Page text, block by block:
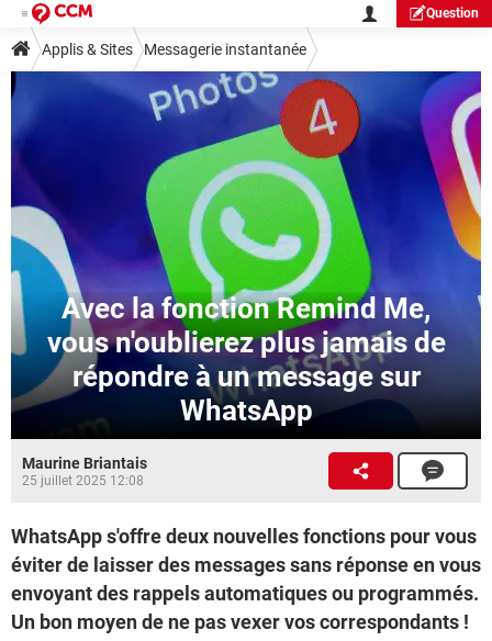
Question
Applis & Sites Messagerie instantanée
Avec la fonction Remind Me,
vous n'oublierez plus jamais de
répondre à un message sur
WhatsApp
Maurine Briantais
25 juillet 2025 12:08
WhatsApp s'offre deux nouvelles fonctions pour vous
éviter de laisser des messages sans réponse en vous
envoyant des rappels automatiques ou programmés.
Un bon moyen de ne pas vexer vos correspondants !